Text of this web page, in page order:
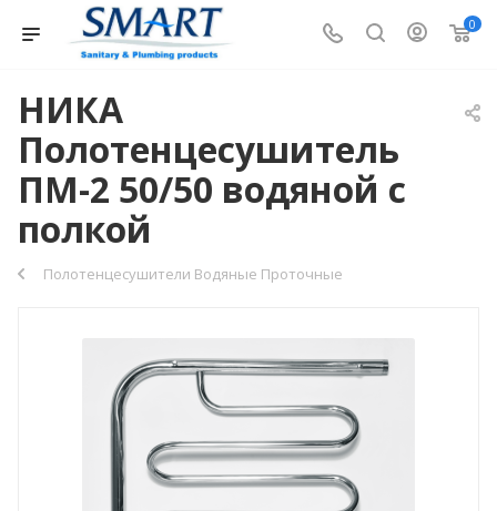
0
НИКА
Полотенцесушитель
ПМ-2 50/50 водяной с
полкой
Полотенцесушители Водяные Проточные